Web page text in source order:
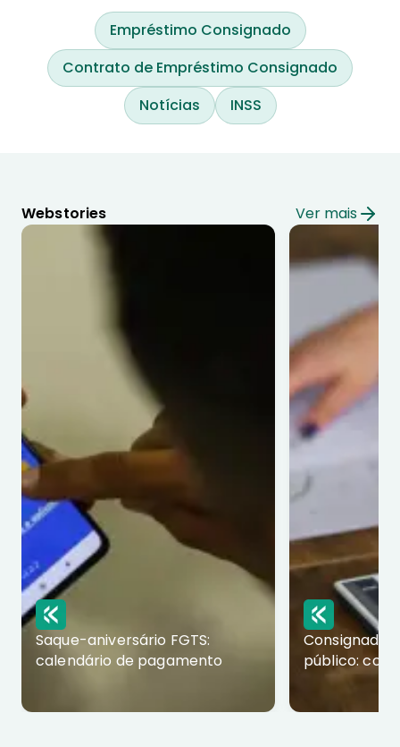
Empréstimo Consignado
Contrato de Empréstimo Consignado
Notícias
INSS
Webstories Ver mais
Saque-aniversário FGTS:
calendário de pagamento
Consignado
público: